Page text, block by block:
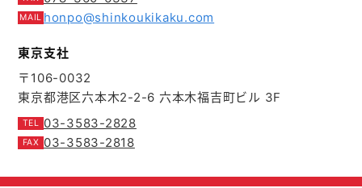
honpo@shinkoukikaku.com
東京支社
〒106-0032
東京都港区六本木2-2-6 六本木福吉町ビル 3F
03-3583-2828
03-3583-2818